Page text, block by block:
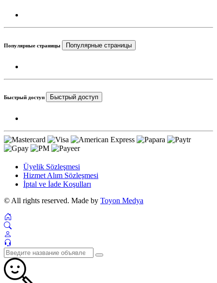
Популярные страницы Популярные страницы
Быстрый доступ Быстрый доступ
Üyelik Sözleşmesi
Hizmet Alım Sözleşmesi
İptal ve İade Koşulları
© All rights reserved. Made by Toyon Medya